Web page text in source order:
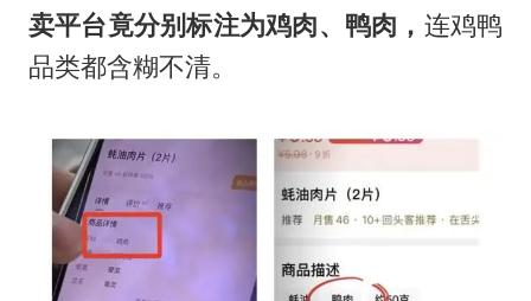
卖平台竟分别标注为鸡肉、鸭肉， 连鸡鸭
品类都含糊不清。